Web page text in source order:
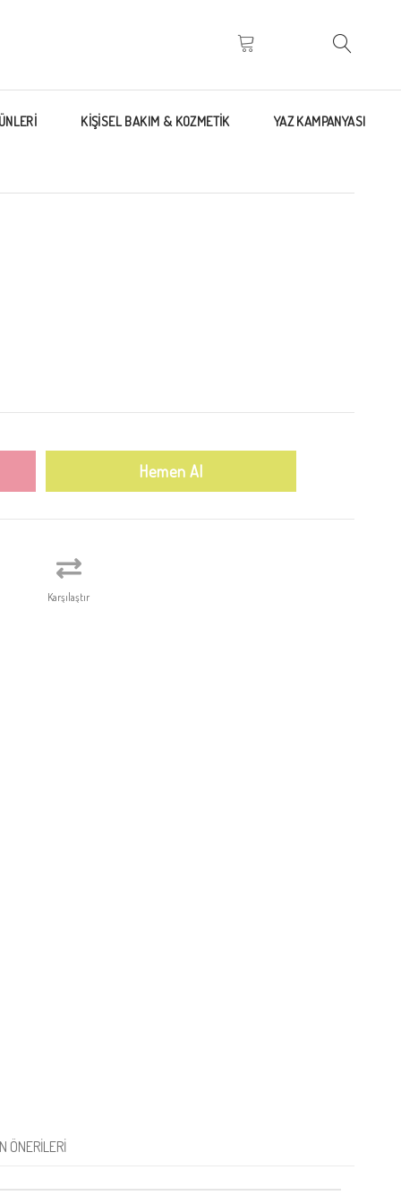
KİŞİSEL BAKIM & KOZMETİK YAZ KAMPANYASI
Karşılaştır
ÖNERILERI